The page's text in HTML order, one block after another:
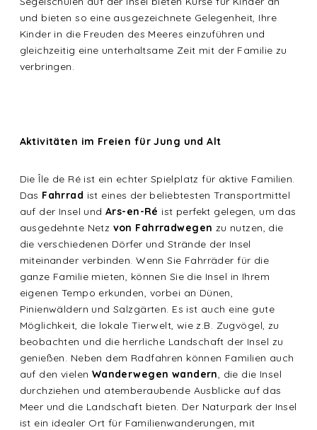
und bieten so eine ausgezeichnete Gelegenheit, Ihre
Kinder in die Freuden des Meeres einzuführen und
gleichzeitig eine unterhaltsame Zeit mit der Familie zu
verbringen.
Aktivitäten im Freien für Jung und Alt
Die Île de Ré ist ein echter Spielplatz für aktive Familien.
Das Fahrrad ist eines der beliebtesten Transportmittel
auf der Insel undArs-en-Ré ist perfekt gelegen, um das
ausgedehnte Netz von Fahrradwegen zu nutzen, die
die verschiedenen Dörfer und Strände der Insel
miteinander verbinden. Wenn Sie Fahrräder für die
ganze Familie mieten, können Sie die Insel in Ihrem
eigenen Tempo erkunden, vorbei an Dünen,
Pinienwäldern und Salzgärten. Es ist auch eine gute
Möglichkeit, die lokale Tierwelt, wie z.B. Zugvögel, zu
beobachten und die herrliche Landschaft der Insel zu
genießen. Neben dem Radfahren können Familien auch
auf den vielen Wanderwegen wandern, die die Insel
durchziehen und atemberaubende Ausblicke auf das
Meer und die Landschaft bieten. Der Naturpark der Insel
ist ein idealer Ort für Familienwanderungen, mit